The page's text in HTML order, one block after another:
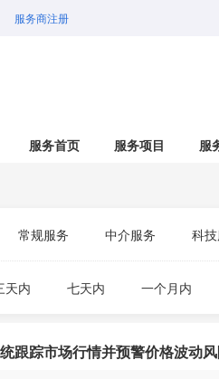
服务商注册
服务首页 服务项目 服
常规服务 中介服务 科
天内 七天内 一个月内
跟踪市场行情并预警价格波动